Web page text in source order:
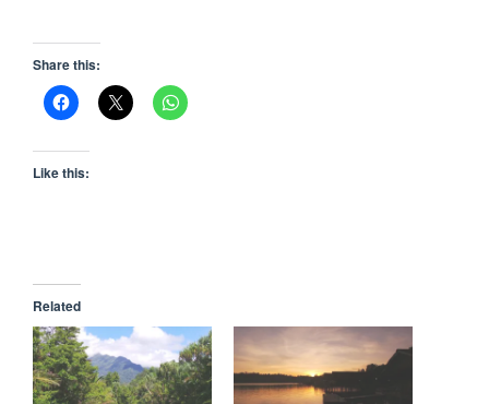
Share this:
Like this:
Related